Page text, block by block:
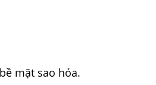
mặt sao hỏa.